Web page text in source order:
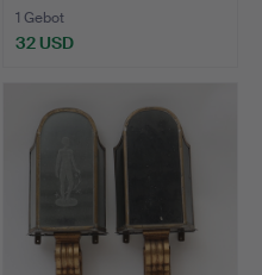
1 Gebot
32 USD